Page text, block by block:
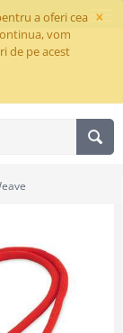
×
a oferi cea
vom
de pe acest